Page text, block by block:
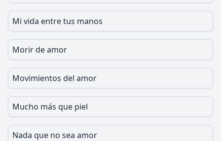
Mi vida entre tus manos
Morir de amor
Movimientos del amor
Mucho más que piel
Nada que no sea amor